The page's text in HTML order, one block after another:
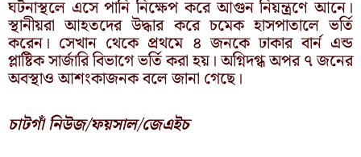
ঘটনাস্থলে এসে পানি নিক্ষেপ করে আগুন নিয়ন্ত্রণে আনে।
স্থানীয়রা আহতদের উদ্ধার করে চমেক হাসপাতালে ভর্তি
করেন। সেখান থেকে প্রথমে ৪ জনকে ঢাকার বার্ন এন্ড
প্লাষ্টিক সার্জারি বিভাগে ভর্তি করা হয়। অগ্নিদগ্ধ অপর ৭ জনের
অবস্থাও আশংকাজনক বলে জানা গেছে।
চাটগাঁ নিউজ/ফয়সাল/জেএইচ